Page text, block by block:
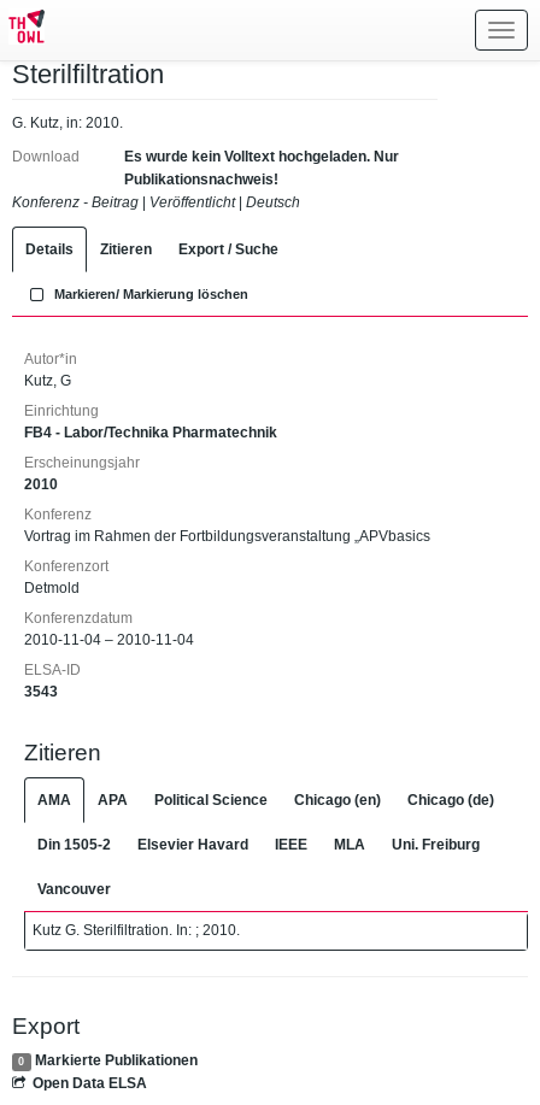
Sterilfiltration
G. Kutz, in: 2010.
Download
Es wurde kein Volltext hochgeladen. Nur
Publikationsnachweis!
Konferenz - Beitrag
Veröffentlicht| Deutsch
Details Zitieren Export / Suche
Markieren/ Markierung löschen
Autor*in
Kutz, G
Einrichtung
FB4 - Labor/Technika Pharmatechnik
Erscheinungsjahr
2010
Konferenz
Vortrag im Rahmen der Fortbildungsveranstaltung „APVbasics
Konferenzort
Detmold
Konferenzdatum
2010-11-04 – 2010-11-04
ELSA-ID
3543
Zitieren
AMA APA Political Science Chicago (en) Chicago (de)
Din 1505-2 Elsevier Havard IEEE MLA Uni. Freiburg
Vancouver
Kutz G. Sterilfiltration. In: ; 2010.
Export
0
Markierte Publikationen
Open Data ELSA